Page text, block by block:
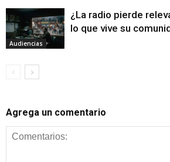
Audiencias
¿La radio pierde
lo que vive su
Agrega un comentario